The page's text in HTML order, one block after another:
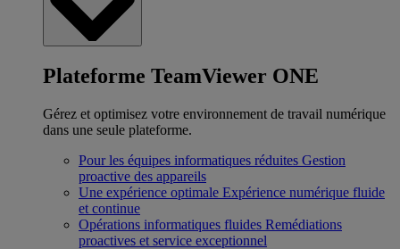
Plateforme TeamViewer ONE
Gérez et optimisez votre environnement de travail numérique
dans une seule plateforme.
Pour les équipes informatiques réduites Gestion
proactive des appareils
Une expérience optimale Expérience numérique fluide
et continue
Opérations informatiques fluides Remédiations
proactives et service exceptionnel